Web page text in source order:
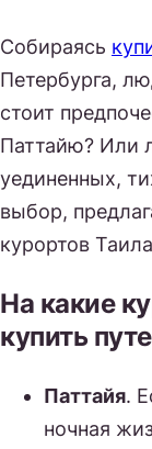
Собираясь
Петербурга,
стоит
Паттайю? Или
уединенных,
выбор,
курортов
На какие
купить
Паттайя.
ночная